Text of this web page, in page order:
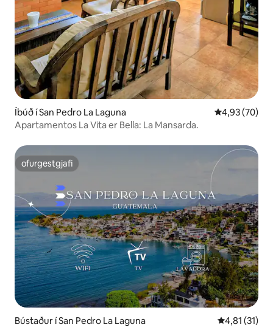
Íbúð í San Pedro La Laguna 4,93 af 5 í
4,93 (70)
Apartamentos La Vita er Bella: La Mansarda.
ofurgestgjafi
ofurgestgjafi
Bústaður í San Pedro La Laguna 4,81 af 5 í
4,81 (31)